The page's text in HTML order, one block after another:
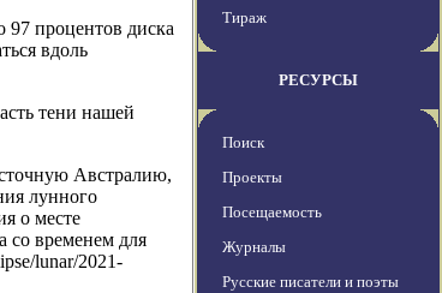
процентов диска
вдоль
тени нашей
Австралию,
лунного
о месте
со временем для
lunar/2021-
Тираж
РЕСУРСЫ
Поиск
Проекты
Посещаемость
Журналы
Русские писатели и поэты